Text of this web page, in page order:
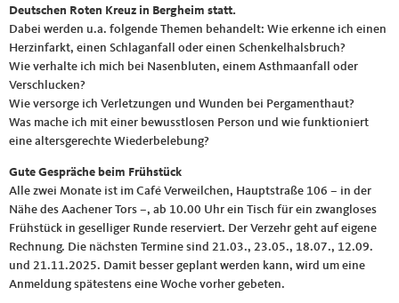
Deutschen Roten Kreuz in Bergheim statt.
Dabei werden u.a. folgende Themen behandelt: Wie erkenne ich einen
Herzinfarkt, einen Schlaganfall oder einen Schenkelhalsbruch?
Wie verhalte ich mich bei Nasenbluten, einem Asthmaanfall oder
Verschlucken?
Wie versorge ich Verletzungen und Wunden bei Pergamenthaut?
Was mache ich mit einer bewusstlosen Person und wie funktioniert
eine altersgerechte Wiederbelebung?
Gute Gespräche beim Frühstück
Alle zwei Monate ist im Café Verweilchen, Hauptstraße 106 – in der
Nähe des Aachener Tors –, ab 10.00 Uhr ein Tisch für ein zwangloses
Frühstück in geselliger Runde reserviert. Der Verzehr geht auf eigene
Rechnung. Die nächsten Termine sind 21.03., 23.05., 18.07., 12.09.
und 21.11.2025. Damit besser geplant werden kann, wird um eine
Anmeldung spätestens eine Woche vorher gebeten.